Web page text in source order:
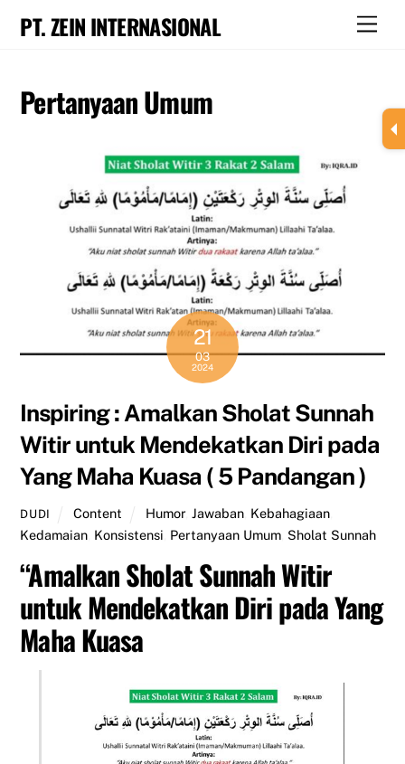
PT. ZEIN INTERNASIONAL
Pertanyaan Umum
21
03
2024
Inspiring : Amalkan Sholat Sunnah
Witir untuk Mendekatkan Diri pada
Yang Maha Kuasa ( 5 Pandangan )
DUDI Content Humor, Jawaban, Kebahagiaan,
Kedamaian Konsistensi Pertanyaan Umum Sholat Sunnah
“AmalkanSholat Sunnah Witir
untuk Mendekatkan Diri pada Yang
Maha Kuasa